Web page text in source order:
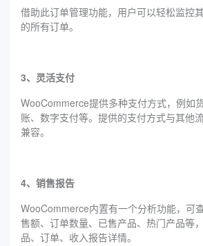
借助此订单管理功能，用户可以轻松监控
的所有订单。
3、灵活支付
WooCommerce提供多种支付方式，例如
账、数字支付等。提供的支付方式与其他
兼容。
4、销售报告
WooCommerce内置有一个分析功能，可
售额、订单数量、已售产品、热门产品等
品、订单、收入报告详情。